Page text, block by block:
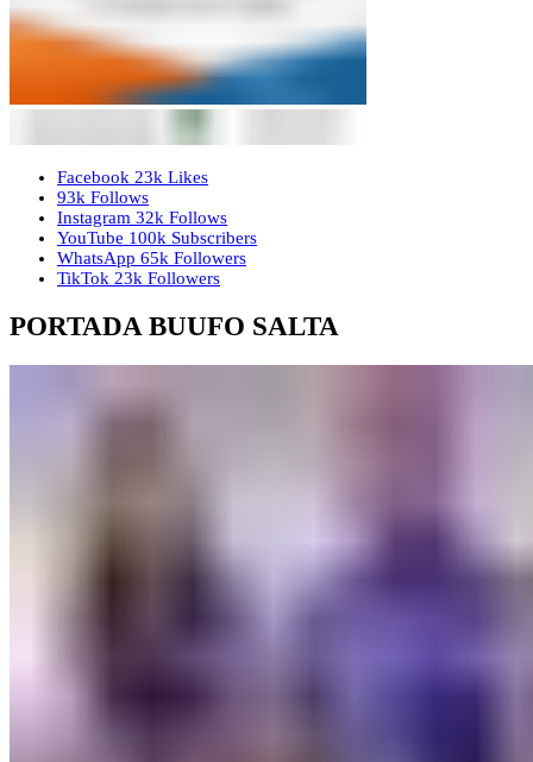
Facebook 23k Likes
93k Follows
Instagram 32k Follows
YouTube 100k Subscribers
WhatsApp 65k Followers
TikTok 23k Followers
PORTADA BUUFO SALTA